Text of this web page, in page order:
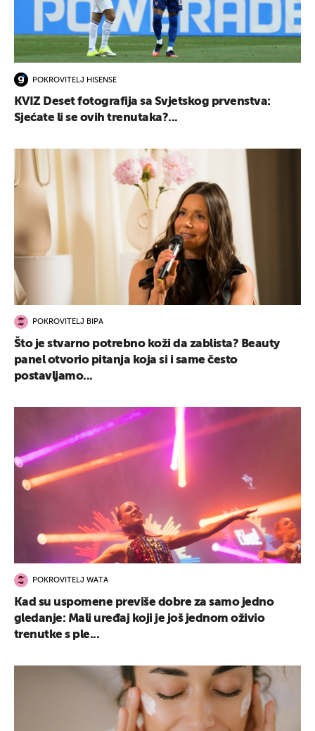
POKROVITELJ HISENSE
KVIZ Deset fotografija sa Svjetskog prvenstva:
Sjećate li se ovih trenutaka?...
POKROVITELJ BIPA
Što je stvarno potrebno koži da zablista? Beauty
panel otvorio pitanja koja si i same često
postavljamo...
POKROVITELJ WATA
Kad su uspomene previše dobre za samo jedno
gledanje: Mali uređaj koji je još jednom oživio
trenutke s ple...